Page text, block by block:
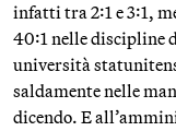
infatti tra 2:1 e 3:1,
40:1 nelle discipline
università
saldamente nelle
dicendo. E